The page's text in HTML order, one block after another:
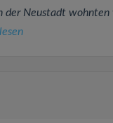
der Neustadt wohnten